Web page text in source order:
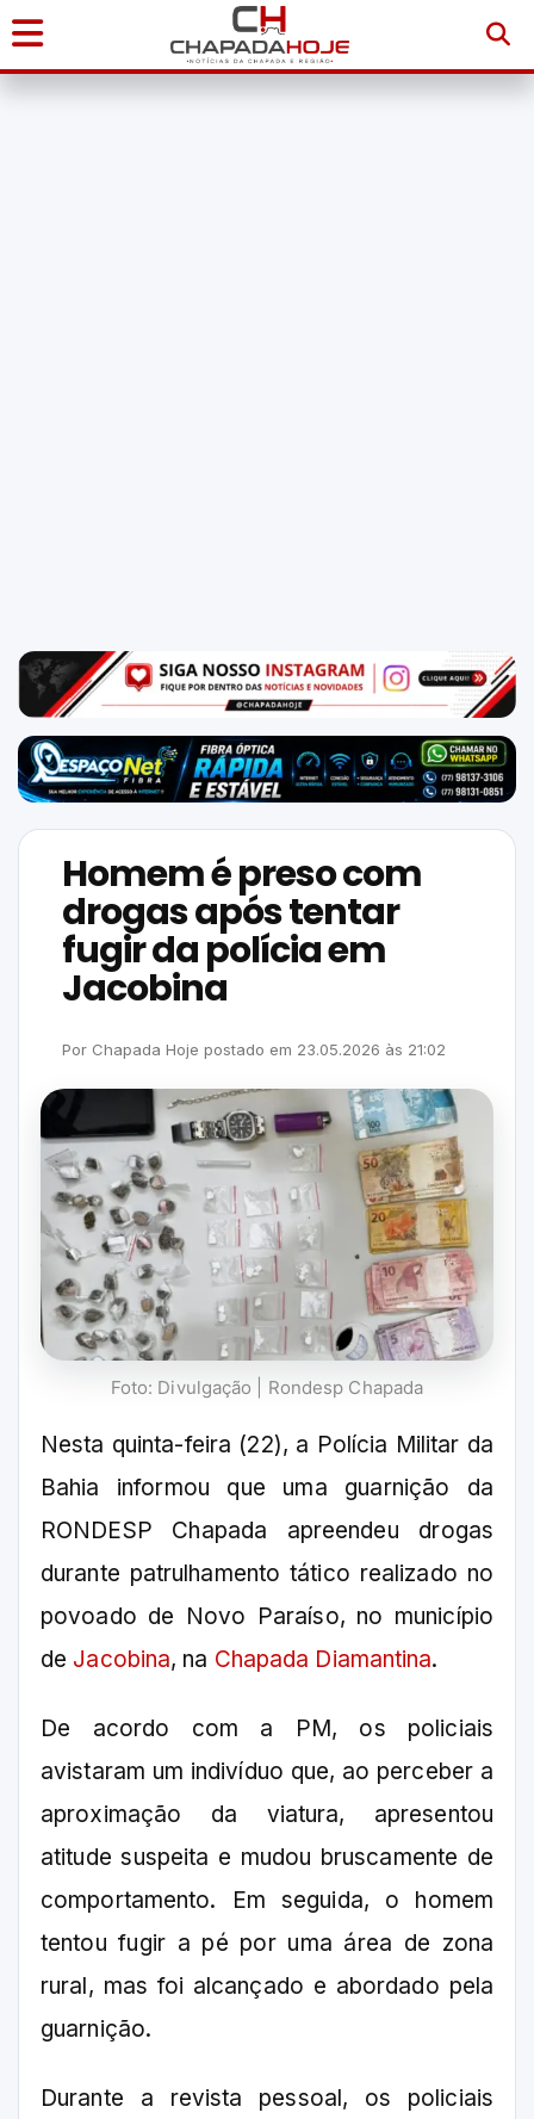
Início
NAS
NOSSAS
REDES
Homem é preso com
drogas após tentar
fugir da polícia em
Jacobina
Por Chapada Hoje postado em 23.05.2026 às 21:02
Foto: Divulgação | Rondesp Chapada
Nesta quinta-feira (22), a Polícia Militar da
Bahia informou que uma guarnição da
RONDESP Chapada apreendeu drogas
durante patrulhamento tático realizado no
povoado de Novo Paraíso, no município
de Jacobina, na Chapada Diamantina.
De acordo com a PM, os policiais
avistaram um indivíduo que, ao perceber a
aproximação da viatura, apresentou
atitude suspeita e mudou bruscamente de
comportamento. Em seguida, o homem
tentou fugir a pé por uma área de zona
rural, mas foi alcançado e abordado pela
guarnição.
Durante a revista pessoal, os policiais